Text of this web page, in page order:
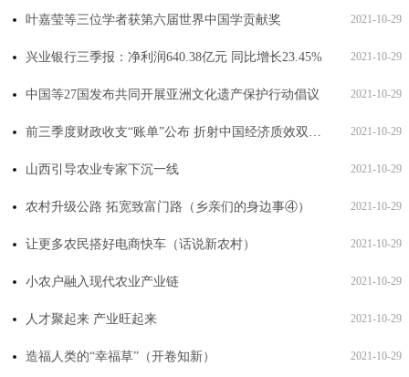
2021-10-29
叶嘉莹等三位学者获第六届世界中国学贡献奖
2021-10-29
兴业银行三季报：净利润640.38亿元 同比增长23.45%
2021-10-29
中国等27国发布共同开展亚洲文化遗产保护行动倡议
2021-10-29
前三季度财政收支“账单”公布 折射中国经济质效双提升
2021-10-29
山西引导农业专家下沉一线
2021-10-29
农村升级公路 拓宽致富门路（乡亲们的身边事④）
2021-10-29
让更多农民搭好电商快车（话说新农村）
2021-10-29
小农户融入现代农业产业链
2021-10-29
人才聚起来 产业旺起来
2021-10-29
造福人类的“幸福草”（开卷知新）